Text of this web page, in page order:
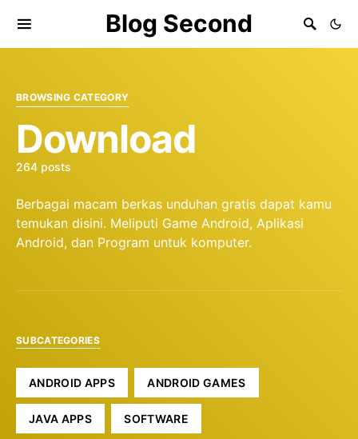
Blog Second
BROWSING CATEGORY
Download
264 posts
Berbagai macam berkas unduhan gratis dapat kamu
temukan disini. Meliputi Game Android, Aplikasi
Android, dan Program untuk komputer.
SUBCATEGORIES
ANDROID APPS ANDROID GAMES
JAVA APPS SOFTWARE